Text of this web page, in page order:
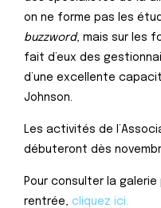
on ne forme pas les
buzzword, mais sur les
fait d’eux des
d’une excellente
Johnson.
Les activités de
débuteront dès
Pour consulter la
rentrée, cliquez ici.